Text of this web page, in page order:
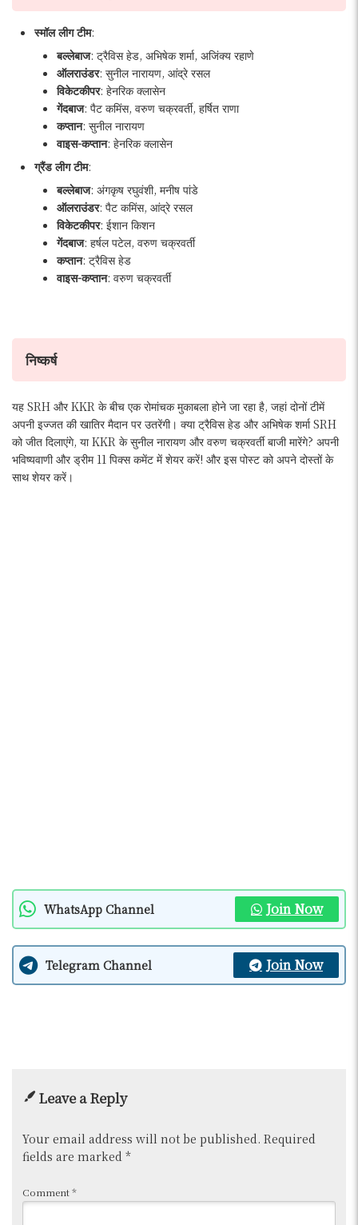
स्मॉल लीग टीम:
बल्लेबाज: ट्रैविस हेड, अभिषेक शर्मा, अजिंक्य रहाणे
ऑलराउंडर: सुनील नारायण, आंद्रे रसल
विकेटकीपर: हेनरिक क्लासेन
गेंदबाज: पैट कमिंस, वरुण चक्रवर्ती, हर्षित राणा
कप्तान: सुनील नारायण
वाइस-कप्तान: हेनरिक क्लासेन
ग्रैंड लीग टीम:
बल्लेबाज: अंगकृष रघुवंशी, मनीष पांडे
ऑलराउंडर: पैट कमिंस, आंद्रे रसल
विकेटकीपर: ईशान किशन
गेंदबाज: हर्षल पटेल, वरुण चक्रवर्ती
कप्तान: ट्रैविस हेड
वाइस-कप्तान: वरुण चक्रवर्ती
निष्कर्ष
यह SRH और KKR के बीच एक रोमांचक मुकाबला होने जा रहा है, जहां दोनों टीमें
अपनी इज्जत की खातिर मैदान पर उतरेंगी। क्या ट्रैविस हेड और अभिषेक शर्मा SRH
को जीत दिलाएंगे, या KKR के सुनील नारायण और वरुण चक्रवर्ती बाजी मारेंगे? अपनी
भविष्यवाणी और ड्रीम 11 पिक्स कमेंट में शेयर करें! और इस पोस्ट को अपने दोस्तों के
साथ शेयर करें।
WhatsApp Channel Join Now
Telegram Channel Join Now
Leave a Reply
Your email address will not be published. Required
fields are marked *
Comment*